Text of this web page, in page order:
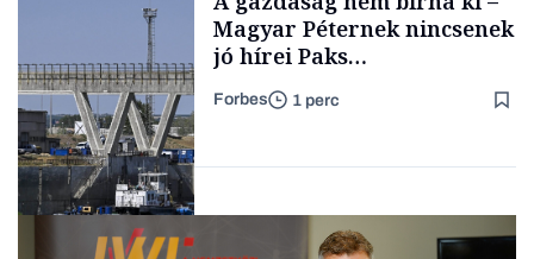
Családi
vállalkozások
Magyar Péternek nincsenek
jó hírei Paks
újraindításáról
Forbes 1 perc